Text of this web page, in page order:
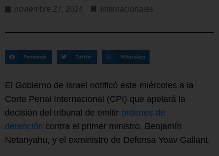
noviembre 27, 2024 Internacionales
Facebook Twitter WhatsApp
El Gobierno de Israel notificó este miércoles a la
Corte Penal Internacional (CPI) que apelará la
decisión del tribunal de emitir órdenes de
detención contra el primer ministro, Benjamín
Netanyahu, y el exministro de Defensa Yoav Gallant.